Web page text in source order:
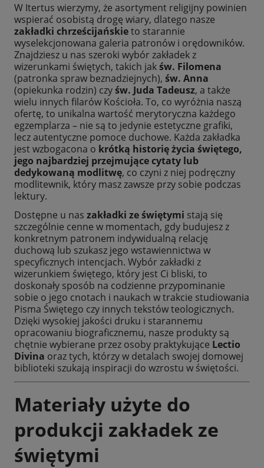
W Itertus wierzymy, że asortyment religijny powinien
wspierać osobistą drogę wiary, dlatego nasze
zakładki chrześcijańskieto starannie
wyselekcjonowana galeria patronów i orędowników.
Znajdziesz u nas szeroki wybór zakładek z
wizerunkami świętych, takich jakśw. Filomena
(patronka spraw beznadziejnych), św. Anna
(opiekunka rodzin) czyśw. Juda Tadeusz, a także
wielu innych filarów Kościoła. To, co wyróżnia naszą
ofertę, to unikalna wartość merytoryczna każdego
egzemplarza – nie są to jedynie estetyczne grafiki,
lecz autentyczne pomoce duchowe. Każda zakładka
jest wzbogacona o krótką historię życia świętego,
jego najbardziej przejmujące cytaty lub
dedykowaną modlitwę, co czyni z niej podręczny
modlitewnik, który masz zawsze przy sobie podczas
lektury.
Dostępne u nas zakładki ze świętymi stają się
szczególnie cenne w momentach, gdy budujesz z
konkretnym patronem indywidualną relację
duchową lub szukasz jego wstawiennictwa w
specyficznych intencjach. Wybór zakładki z
wizerunkiem świętego, który jest Ci bliski, to
doskonały sposób na codzienne przypominanie
sobie o jego cnotach i naukach w trakcie studiowania
Pisma Świętego czy innych tekstów teologicznych.
Dzięki wysokiej jakości druku i starannemu
opracowaniu biograficznemu, nasze produkty są
chętnie wybierane przez osoby praktykujące Lectio
Divina oraz tych, którzy w detalach swojej domowej
biblioteki szukają inspiracji do wzrostu w świętości.
Materiały użyte do
produkcji zakładek ze
świętymi